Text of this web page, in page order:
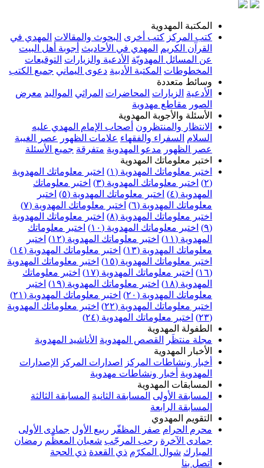
المهدوية
كتب أخرى البحوث والمقالات المهدي في
المهدي في الأحاديث أجوبة أهل البيت
المسائل المهدويّة الأدعية والزيارات التوقيعات
المكتبة الأدبية دعوى اليماني جميع الكتب
متعددة
الزيارات المحاضرات المراثي المواليد معرض
مقاطع مهدوية
والأجوبة المهدوية
والمنتظرون أصحاب الإمام المهدي عليه
السفراء والفقهاء علامات الظهور عصر الغيبة
مدعو المهدوية متفرقة جميع الأسئلة
معلوماتك المهدوية
معلوماتك المهدوية (١)
اختبر معلوماتك المهدوية
اختبر معلوماتك المهدوية (٣)
اختبر معلوماتك
اختبر معلوماتك المهدوية (٥)
اختبر
المهدوية (٦)
اختبر معلوماتك المهدوية (٧)
معلوماتك المهدوية (٨)
اختبر معلوماتك المهدوية
اختبر معلوماتك المهدوية (١٠)
اختبر معلوماتك
اختبر معلوماتك المهدوية (١٢)
اختبر
المهدوية (١٣)
اختبر معلوماتك المهدوية (١٤)
معلوماتك المهدوية (١٥)
اختبر معلوماتك المهدوية
اختبر معلوماتك المهدوية (١٧)
اختبر معلوماتك
اختبر معلوماتك المهدوية (١٩)
اختبر
المهدوية (٢٠)
اختبر معلوماتك المهدوية (٢١)
معلوماتك المهدوية (٢٢)
اختبر معلوماتك المهدوية
اختبر معلوماتك المهدوية (٢٤)
المهدوية
منتظَر
القصص المهدوية الأناشيد المهدوية
المهدوية
ونشاطات المركز اصدارات المركز الإصدارات
أخبار ونشاطات مهدوية
المهدوية
الأولى المسابقة الثانية المسابقة الثالثة
الرابعة
المهدوي
الحرام
صفر المظفّر ربيع الأول جمادى الأولى
رجب المرجّب شعبان المعظّم رمضان
شوال المكرّم ذي القعدة ذي الحجة